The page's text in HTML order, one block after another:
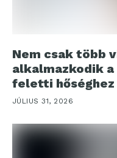
Nem csak több
alkalmazkodik
feletti hőséghez
JÚLIUS 31, 2026